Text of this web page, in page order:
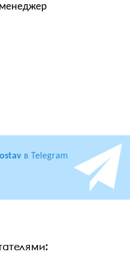
в Telegram